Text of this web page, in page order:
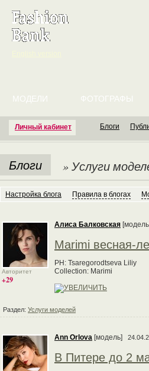
Личный кабинет
МОДЕЛИ ФОТОГРАФЫ
Блоги
Блоги » Услуги
Настройка блога Правила в блогах
Авторитет
+29
Алиса Балковская
Marimi весная-
PH: Tsaregorodtseva Liliy
Collection: Marimi
Раздел: Услуги моделей
Ann Orlova [модель]
В Питере до 2